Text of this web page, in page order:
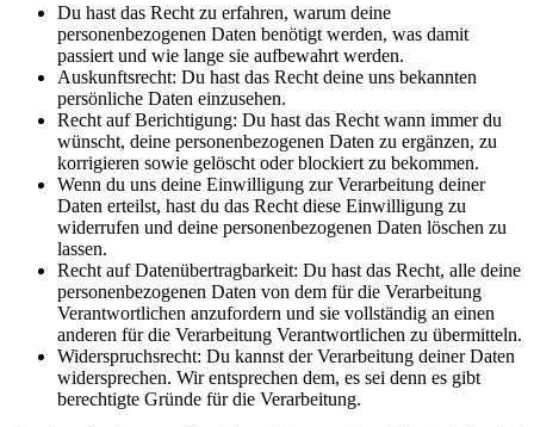
Du hast das Recht zu erfahren, warum deine
personenbezogenen Daten benötigt werden, was damit
passiert und wie lange sie aufbewahrt werden.
Auskunftsrecht: Du hast das Recht deine uns bekannten
persönliche Daten einzusehen.
Recht auf Berichtigung: Du hast das Recht wann immer du
wünscht, deine personenbezogenen Daten zu ergänzen, zu
korrigieren sowie gelöscht oder blockiert zu bekommen.
Wenn du uns deine Einwilligung zur Verarbeitung deiner
Daten erteilst, hast du das Recht diese Einwilligung zu
widerrufen und deine personenbezogenen Daten löschen zu
lassen.
Recht auf Datenübertragbarkeit: Du hast das Recht, alle deine
personenbezogenen Daten von dem für die Verarbeitung
Verantwortlichen anzufordern und sie vollständig an einen
anderen für die Verarbeitung Verantwortlichen zu übermitteln.
Widerspruchsrecht: Du kannst der Verarbeitung deiner Daten
widersprechen. Wir entsprechen dem, es sei denn es gibt
berechtigte Gründe für die Verarbeitung.